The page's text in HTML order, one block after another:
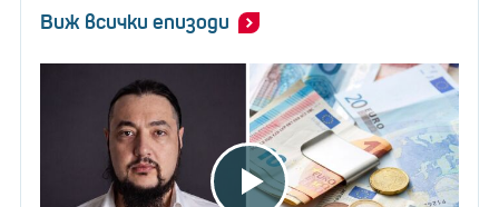
Виж всички епизоди